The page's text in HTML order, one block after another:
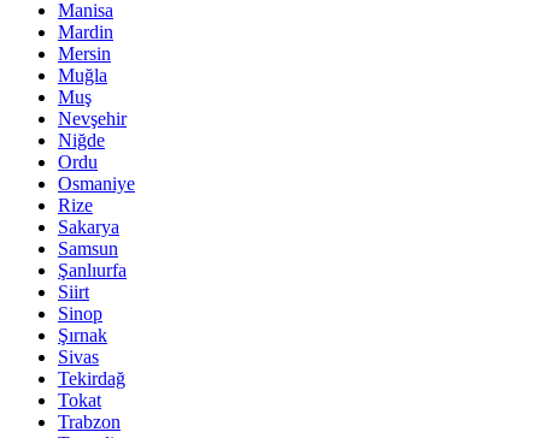
Manisa
Mardin
Mersin
Muğla
Muş
Nevşehir
Niğde
Ordu
Osmaniye
Rize
Sakarya
Samsun
Şanlıurfa
Siirt
Sinop
Şırnak
Sivas
Tekirdağ
Tokat
Trabzon